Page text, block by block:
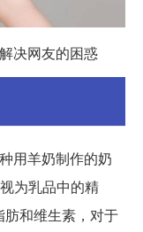
决网友的困惑
用羊奶制作的奶
为乳品中的精
和维生素，对于